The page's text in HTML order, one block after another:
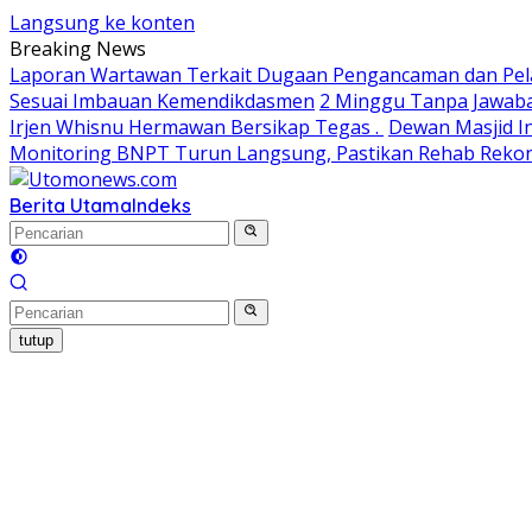
Langsung ke konten
Breaking News
Laporan Wartawan Terkait Dugaan Pengancaman dan
Sesuai Imbauan Kemendikdasmen 2 Minggu Tanpa
Irjen Whisnu Hermawan Bersikap Tegas . Dewan Masjid
Monitoring BNPT Turun Langsung, Pastikan Rehab
Berita UtamaIndeks
tutup